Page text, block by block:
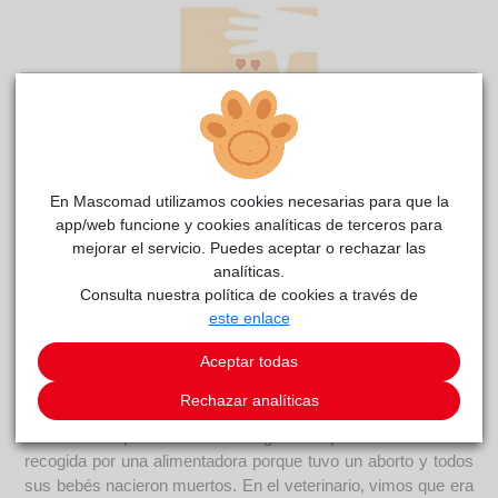
reside actualmente en el centro de acogida
Voz Animal.
COMENTARIOS
Carácter
Becca vivía en un jardín donde probablemente fue
recogida por una alimentadora porque tuvo un aborto y todos
sus bebés nacieron muertos. En el veterinario, vimos que era
En Mascomad utilizamos cookies necesarias para que la
app/web funcione y cookies analíticas de terceros para
mejorar el servicio. Puedes aceptar o rechazar las
analíticas.
Consulta nuestra política de cookies a través de
este enlace
Aceptar todas
Rechazar analíticas